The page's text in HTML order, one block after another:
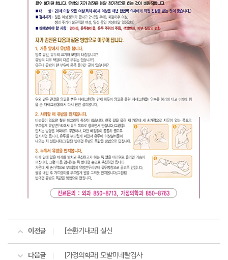
이전글 [순환기내과] 실신
다음글 [가정의학과] 모발미네랄검사